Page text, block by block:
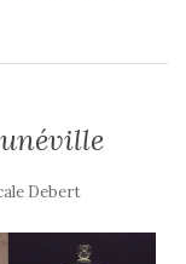
Debert